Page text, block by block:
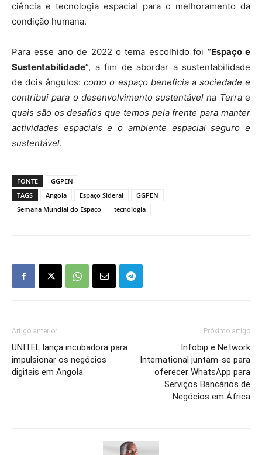
ciência e tecnologia espacial para o melhoramento da
condição humana.
Para esse ano de 2022 o tema escolhido foi “Espaço e
Sustentabilidade”, a fim de abordar a sustentabilidade
de dois ângulos:como o espaço beneficia a sociedade e
contribui para o desenvolvimento sustentável na Terrae
quais são os desafios que temos pela frente para manter
actividades espaciais e o ambiente espacial seguro e
sustentável.
FONTE
GGPEN
TAGS
Angola Espaço Sideral
GGPEN
Semana Mundial do Espaço
tecnologia
Artigo anterior
UNITEL lança incubadora para
impulsionar os negócios
digitais em Angola
Próximo artigo
Infobip e Network
International juntam-se para
oferecer WhatsApp para
Serviços Bancários de
Negócios em África